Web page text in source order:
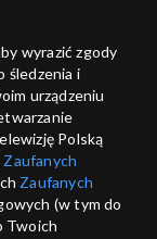
wyrazić zgody
śledzenia i
urządzeniu
Polską
Zaufanych
Zaufanych
(w tym do
Twoich